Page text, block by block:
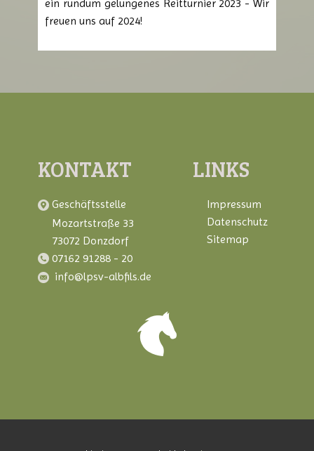
ein rundum gelungenes Reitturnier 2023 - Wir
freuen uns auf 2024!
KONTAKT
​Geschäftsstelle
Mozartstraße 33
73072 Donzdorf
07162 91288 - 20
info@lpsv-albfils.de
LINKS
Impressum
Datenschutz
Sitemap